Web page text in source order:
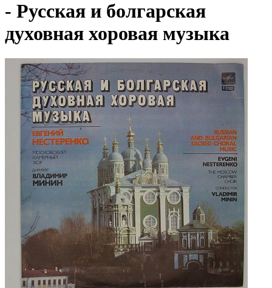
- Русская и болгарская
духовная хоровая музыка